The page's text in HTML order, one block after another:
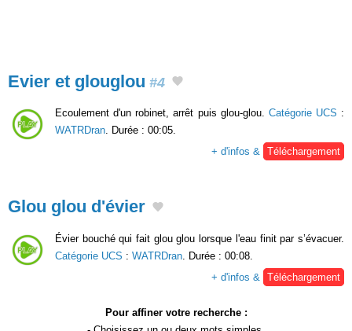
Evier et glouglou #4
Ecoulement d'un robinet, arrêt puis glou-glou. Catégorie UCS :
WATRDran. Durée : 00:05.
+ d'infos & Téléchargement
Glou glou d'évier
Évier bouché qui fait glou glou lorsque l'eau finit par s’évacuer.
Catégorie UCS : WATRDran . Durée : 00:08.
+ d'infos &
Téléchargement
Pour affiner votre recherche :